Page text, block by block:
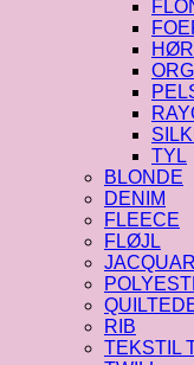
HØR
TYL
BLONDE
DENIM
FLEECE
FLØJL
RIB
TEKSTIL